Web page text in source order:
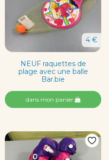
4 €
NEUF raquettes de
plage avec une balle
Bar.bie
dans mon panier